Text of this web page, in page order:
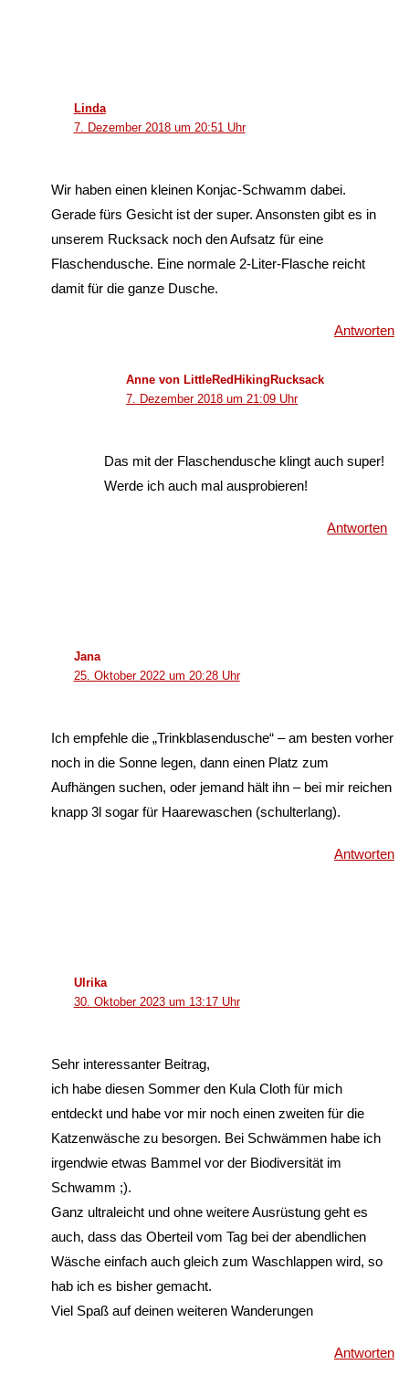
Linda
7. Dezember 2018 um 20:51 Uhr
Wir haben einen kleinen Konjac-Schwamm dabei.
Gerade fürs Gesicht ist der super. Ansonsten gibt es in
unserem Rucksack noch den Aufsatz für eine
Flaschendusche. Eine normale 2-Liter-Flasche reicht
damit für die ganze Dusche.
Antworten
Anne von LittleRedHikingRucksack
7. Dezember 2018 um 21:09 Uhr
Das mit der Flaschendusche klingt auch super!
Werde ich auch mal ausprobieren!
Antworten
Jana
25. Oktober 2022 um 20:28 Uhr
Ich empfehle die „Trinkblasendusche“ – am besten vorher
noch in die Sonne legen, dann einen Platz zum
Aufhängen suchen, oder jemand hält ihn – bei mir reichen
knapp 3l sogar für Haarewaschen (schulterlang).
Antworten
Ulrika
30. Oktober 2023 um 13:17 Uhr
Sehr interessanter Beitrag,
ich habe diesen Sommer den Kula Cloth für mich
entdeckt und habe vor mir noch einen zweiten für die
Katzenwäsche zu besorgen. Bei Schwämmen habe ich
irgendwie etwas Bammel vor der Biodiversität im
Schwamm ;).
Ganz ultraleicht und ohne weitere Ausrüstung geht es
auch, dass das Oberteil vom Tag bei der abendlichen
Wäsche einfach auch gleich zum Waschlappen wird, so
hab ich es bisher gemacht.
Viel Spaß auf deinen weiteren Wanderungen
Antworten